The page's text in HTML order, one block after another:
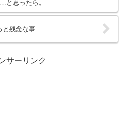
と思ったら。
と残念な事
サーリンク